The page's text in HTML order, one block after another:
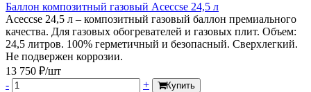
Баллон композитный газовый Aceccse 24,5 л
Aceccse 24,5 л – композитный газовый баллон премиального
качества. Для газовых обогревателей и газовых плит. Объем:
24,5 литров. 100% герметичный и безопасный. Сверхлегкий.
Не подвержен коррозии.
13 750 ₽/шт
-
+ Купить